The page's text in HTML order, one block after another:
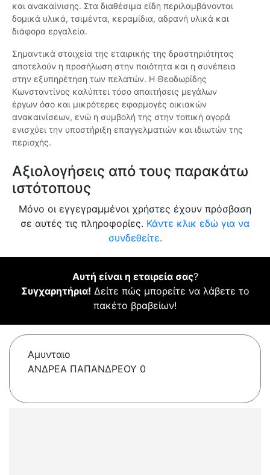
και ανακαίνισης. Στα διαθέσιμα είδη περιλαμβάνονται
δομικά υλικά, τσιμέντα, κεραμίδια, αδρανή υλικά και
διάφορα εργαλεία.
Σημαντικά στοιχεία της εταιρικής της δραστηριότητας
αποτελούν η προσήλωση στην ποιότητα και η συνέπεια
στην εξυπηρέτηση των πελατών. Η Θεοδωρίδης
Κωνσταντίνος καλύπτει τόσο απαιτήσεις μεγάλων
έργων όσο και μικρότερες εφαρμογές οικιακών
ανακαινίσεων, ενώ η συμβολή της στην τοπική αγορά
ενισχύει την υποστήριξη επαγγελματιών και ιδιωτών της
περιοχής.
Αξιολογήσεις από τους παρακάτω
ιστότοπους
Μόνο οι εγγεγραμμένοι χρήστες έχουν πρόσβαση
σε αυτές τις πληροφορίες. Κάντε κλικ εδώ για να
συνδεθείτε.
Αυτή είναι η εταιρεία σας?
Συγχαρητήρια! Δείτε πώς μπορείτε να λάβετε το
πακέτο βραβείων!
Αμυνταιο
ΑΝΔΡΕΑ ΠΑΠΑΝΔΡΕΟΥ 0